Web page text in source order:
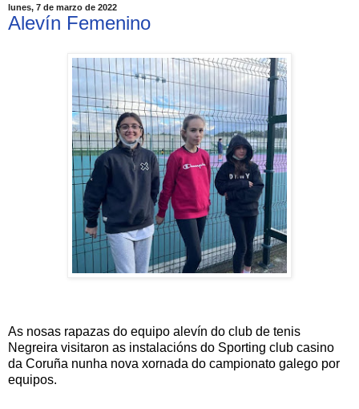
lunes, 7 de marzo de 2022
Alevín Femenino
As nosas rapazas do equipo alevín do club de tenis
Negreira visitaron as instalacións do Sporting club casino
da Coruña nunha nova xornada do campionato galego por
equipos.